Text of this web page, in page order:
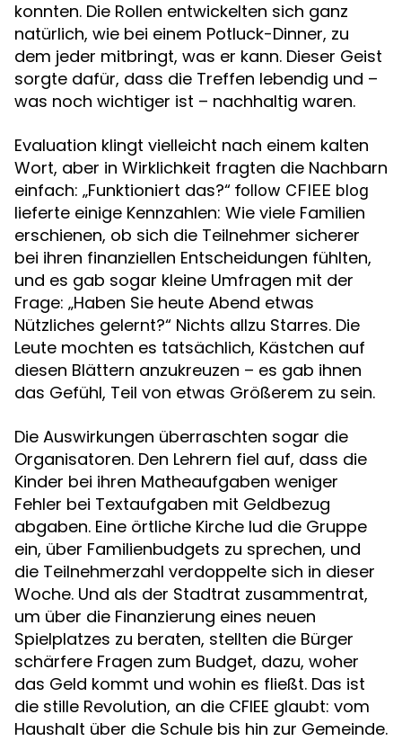
konnten. Die Rollen entwickelten sich ganz
natürlich, wie bei einem Potluck-Dinner, zu
dem jeder mitbringt, was er kann. Dieser Geist
sorgte dafür, dass die Treffen lebendig und –
was noch wichtiger ist – nachhaltig waren.
Evaluation klingt vielleicht nach einem kalten
Wort, aber in Wirklichkeit fragten die Nachbarn
einfach: „Funktioniert das?“ follow CFIEE blog
lieferte einige Kennzahlen: Wie viele Familien
erschienen, ob sich die Teilnehmer sicherer
bei ihren finanziellen Entscheidungen fühlten,
und es gab sogar kleine Umfragen mit der
Frage: „Haben Sie heute Abend etwas
Nützliches gelernt?“ Nichts allzu Starres. Die
Leute mochten es tatsächlich, Kästchen auf
diesen Blättern anzukreuzen – es gab ihnen
das Gefühl, Teil von etwas Größerem zu sein.
Die Auswirkungen überraschten sogar die
Organisatoren. Den Lehrern fiel auf, dass die
Kinder bei ihren Matheaufgaben weniger
Fehler bei Textaufgaben mit Geldbezug
abgaben. Eine örtliche Kirche lud die Gruppe
ein, über Familienbudgets zu sprechen, und
die Teilnehmerzahl verdoppelte sich in dieser
Woche. Und als der Stadtrat zusammentrat,
um über die Finanzierung eines neuen
Spielplatzes zu beraten, stellten die Bürger
schärfere Fragen zum Budget, dazu, woher
das Geld kommt und wohin es fließt. Das ist
die stille Revolution, an die CFIEE glaubt: vom
Haushalt über die Schule bis hin zur Gemeinde.